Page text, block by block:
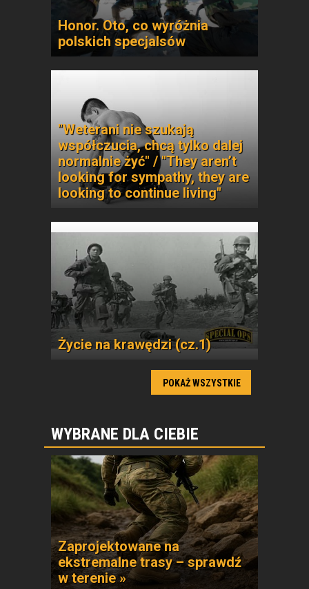
Honor. Oto, co wyróżnia
polskich specjalsów
"Weterani nie szukają
współczucia, chcą tylko dalej
normalnie żyć" / "They aren’t
looking for sympathy, they are
looking to continue living"
Życie na krawędzi (cz.1)
POKAŻ WSZYSTKIE
WYBRANE DLA CIEBIE
Zaprojektowane na
ekstremalne trasy – sprawdź
w terenie »